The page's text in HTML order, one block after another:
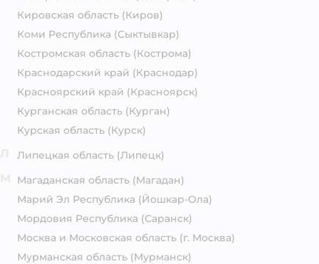
Кировская область (Киров)
Коми Республика (Сыктывкар)
Костромская область (Кострома)
Краснодарский край (Краснодар)
Красноярский край (Красноярск)
Курганская область (Курган)
Курская область (Курск)
Липецкая область (Липецк)
Магаданская область (Магадан)
Марий Эл Республика (Йошкар-Ола)
Мордовия Республика (Саранск)
Москва и Московская область (г. Москва)
Мурманская область (Мурманск)